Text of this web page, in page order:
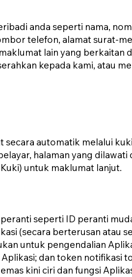
anda seperti nama,
telefon, alamat surat-
lain yang berkaitan
kepada kami, atau
secara automatik melalui
halaman yang dilawati
untuk maklumat lanjut.
seperti ID peranti
(secara berterusan atau
untuk pengendalian
dan token notifikasi
kini ciri dan fungsi